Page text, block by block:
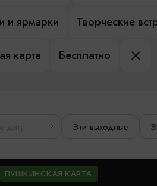
и ярмарки Творческие
карта Бесплатно
Эти выходные
ПУШКИНСКАЯ КАРТА